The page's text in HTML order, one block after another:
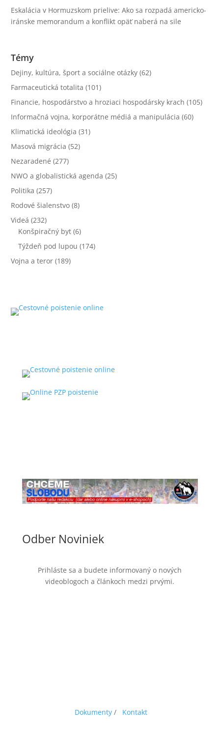
Eskalácia v Hormuzskom prielive: Ako sa rozpadá americko-
iránske memorandum a konflikt opäť naberá na sile
Témy
Dejiny, kultúra, šport a sociálne otázky (62)
Farmaceutická totalita (101)
Financie, hospodárstvo a hroziaci hospodársky krach (105)
Informačná vojna, korporátne médiá a manipulácia (60)
Klimatická ideológia (31)
Masová migrácia (52)
Nezaradené (277)
NWO a globalistická agenda (25)
Politika (257)
Rodové šialenstvo (8)
Videá (232)
Konšpiračný byt (6)
Týždeň pod lupou (174)
Vojna a teror (189)
Odber Noviniek
Prihláste sa a budete informovaný o nových
videoblogoch a článkoch medzi prvými.
Dokumenty/ Kontakt